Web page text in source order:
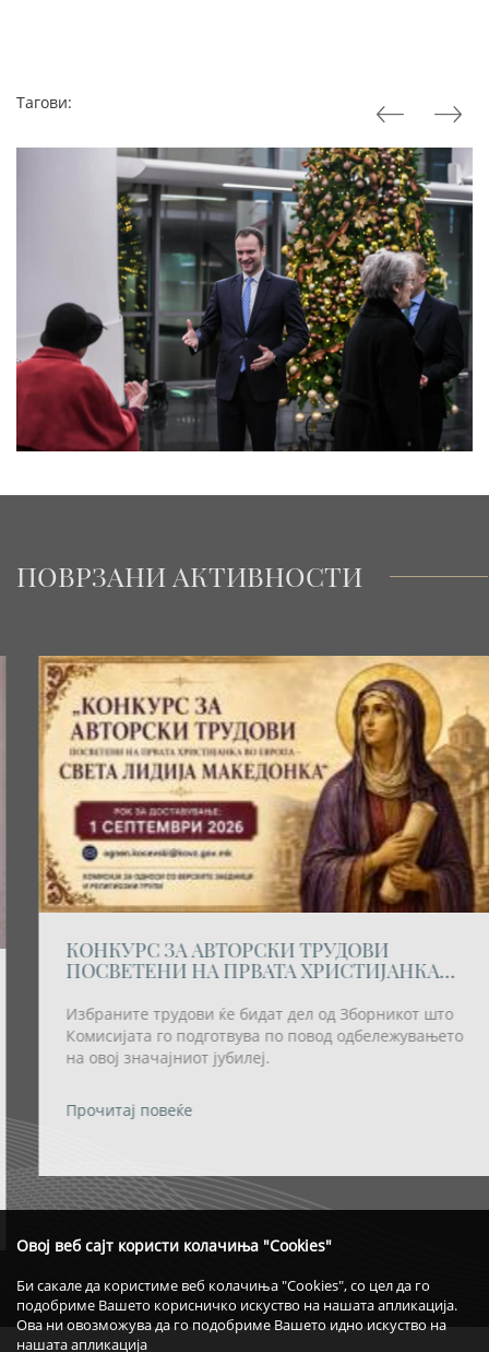
Овој веб сајт користи колачиња "Cookies"
Би сакале да користиме веб колачиња "Cookies", со цел да го
подобриме Вашето корисничко искуство на нашата апликација.
Ова ни овозможува да го подобриме Вашето идно искуство на
нашата апликација
Тагови:
ПОВРЗАНИ АКТИВНОСТИ
КОНКУРС ЗА АВТОРСКИ ТРУДОВИ
ПОСВЕТЕНИ НА ПРВАТА ХРИСТИЈАНКА
Избраните трудови ќе бидат дел од Зборникот што
Комисијата го подготвува по повод одбележувањето
на овој значајниот јубилеј.
Прочитај повеќе